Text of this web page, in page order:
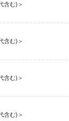
含む)＞
含む)＞
含む)＞
含む)＞